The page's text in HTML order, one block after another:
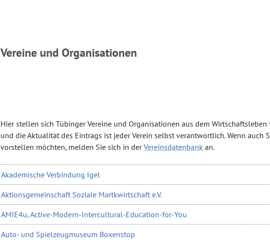
Vereine und Organisationen
Hier stellen sich Tübinger Vereine und Organisationen aus dem Wirtschaftsleben
und die Aktualität des Eintrags ist jeder Verein selbst verantwortlich. Wenn auch
vorstellen möchten, melden Sie sich in derVereinsdatenbank an.
Akademische Verbindung Igel
Aktionsgemeinschaft Soziale Martkwirtschaft e.V.
AMIE4u, Active-Modern-Intercultural-Education-for-You
Auto- und Spielzeugmuseum Boxenstop